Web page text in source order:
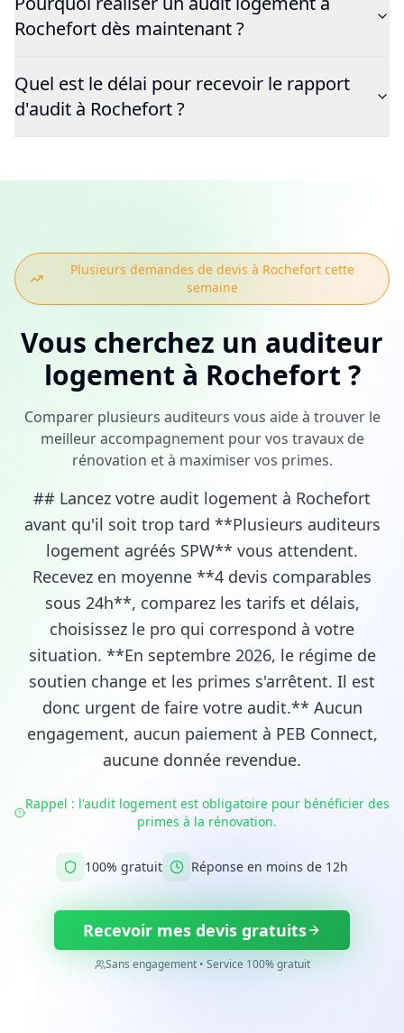
Rochefort dès maintenant ?
Quel est le délai pour recevoir le rapport
d'audit à Rochefort ?
Plusieurs demandes de devis à Rochefort cette
semaine
Vous cherchez un auditeur
logement à Rochefort ?
Comparer plusieurs auditeurs vous aide à trouver le
meilleur accompagnement pour vos travaux de
rénovation et à maximiser vos primes.
## Lancez votre audit logement à Rochefort
avant qu'il soit trop tard **Plusieurs auditeurs
logement agréés SPW** vous attendent.
Recevez en moyenne **4 devis comparables
sous 24h**, comparez les tarifs et délais,
choisissez le pro qui correspond à votre
situation. **En septembre 2026, le régime de
soutien change et les primes s'arrêtent. Il est
donc urgent de faire votre audit.** Aucun
engagement, aucun paiement à PEB Connect,
aucune donnée revendue.
Rappel : l'audit logement est obligatoire pour bénéficier des
primes à la rénovation.
100% gratuit Réponse en moins de 12h
Recevoir mes devis gratuits
Sans engagement • Service 100% gratuit